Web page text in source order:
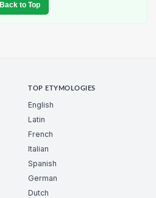
Back to Top
TOP ETYMOLOGIES
English
Latin
French
Italian
Spanish
German
Dutch